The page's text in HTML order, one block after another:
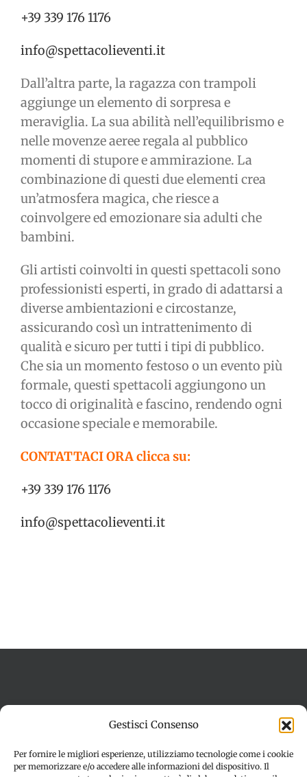
Gestisci Consenso
Per fornire le migliori esperienze, utilizziamo tecnologie come i cookie
per memorizzare e/o accedere alle informazioni del dispositivo. Il
+39 339 176 1176
info@spettacolieventi.it
Dall’altra parte, la ragazza con trampoli
aggiunge un elemento di sorpresa e
meraviglia. La sua abilità nell’equilibrismo e
nelle movenze aeree regala al pubblico
momenti di stupore e ammirazione. La
combinazione di questi due elementi crea
un’atmosfera magica, che riesce a
coinvolgere ed emozionare sia adulti che
bambini.
Gli artisti coinvolti in questi spettacoli sono
professionisti esperti, in grado di adattarsi a
diverse ambientazioni e circostanze,
assicurando così un intrattenimento di
qualità e sicuro per tutti i tipi di pubblico.
Che sia un momento festoso o un evento più
formale, questi spettacoli aggiungono un
tocco di originalità e fascino, rendendo ogni
occasione speciale e memorabile.
CONTATTACI ORA clicca su:
+39 339 176 1176
info@spettacolieventi.it
Dichiarazione sulla Privacy (UE)
Disconoscimento